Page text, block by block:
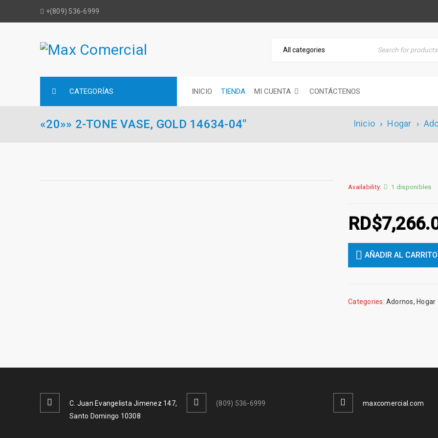
+(809) 536-6999
CATEGORÍAS INICIO TIENDA MI CUENTA CONTÁCTENOS
«20»» 2-TONE VASE, GOLD 14634-04″ Inicio › Hogar ›
Availability: 1 disponibles
RD$
AÑADIR AL CARRITO
Categories: Adornos, Hogar
C. Juan Evangelista Jimenez 147,
Santo Domingo 10308
(809) 536-6999 maxcomercial.com